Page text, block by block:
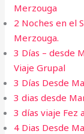
Merzouga
2 Noches en el
Merzouga.
3 Días – desde
Viaje Grupal
3 Días Desde
3 dias desde
3 días viaje Fez
4 Dias Desde